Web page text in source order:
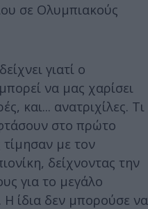
σε Ολυμπιακούς
γιατί ο
να μας χαρίσει
και... ανατριχίλες. Τι
στο πρώτο
με τον
δείχνοντας την
για το μεγάλο
Η ίδια δεν μπορούσε να